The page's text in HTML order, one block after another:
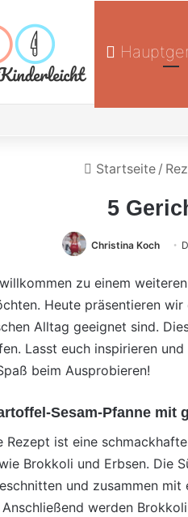
Startseite /
5
Christina Koch
zu einem
Heute präsentieren
Alltag geeignet sind.
Lasst euch inspirieren
beim Ausprobieren!
Sesam-Pfanne mit
Rezept ist eine schmackhafte
Brokkoli und Erbsen. Die
und zusammen mit
werden